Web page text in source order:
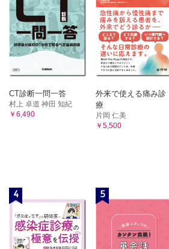
CT診断一問一答
村上 卓道 神田 知紀
￥6,490
外来で使える痛み診
療
片岡 仁美
￥5,500
4 5